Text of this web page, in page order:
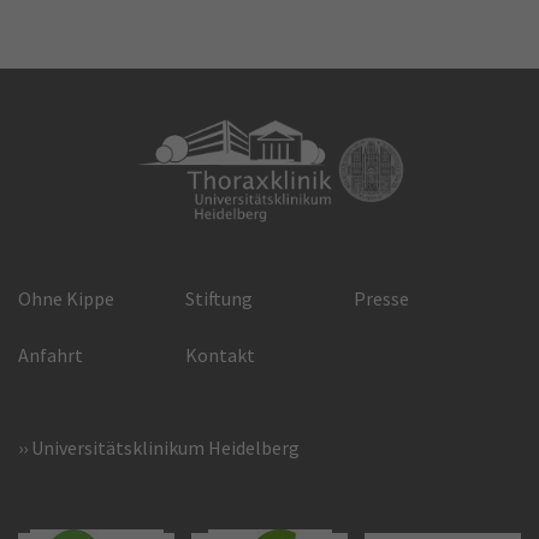
Ohne Kippe Stiftung Presse
Anfahrt Kontakt
Universitätsklinikum Heidelberg